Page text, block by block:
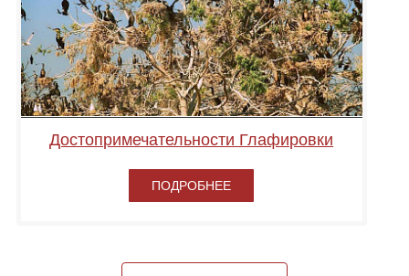
Достопримечательности Глафировки
ПОДРОБНЕЕ